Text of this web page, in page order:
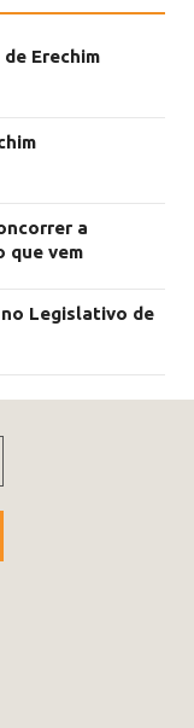
Erechim
a
que vem
Legislativo de